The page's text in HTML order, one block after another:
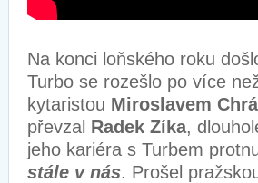
Na konci loňského roku
Turbo se rozešlo po více
kytaristou Miroslavem
převzal Radek Zíka,
jeho kariéra s Turbem
stále v nás. Prošel